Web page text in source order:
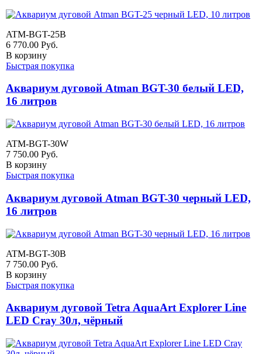
ATM-BGT-25B
6 770.00 Руб.
В корзину
Быстрая покупка
Аквариум дуговой Atman BGT-30 белый LED,
16 литров
ATM-BGT-30W
7 750.00 Руб.
В корзину
Быстрая покупка
Аквариум дуговой Atman BGT-30 черный LED,
16 литров
ATM-BGT-30B
7 750.00 Руб.
В корзину
Быстрая покупка
Аквариум дуговой Tetra AquaArt Explorer Line
LED Cray 30л, чёрный